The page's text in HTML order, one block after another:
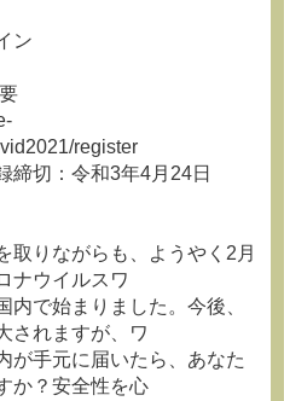
ン
要
register
切：令和3年4月24日
りながらも、ようやく2月
ナウイルスワ
内で始まりました。今後、
されますが、ワ
が手元に届いたら、あなた
か？安全性を心